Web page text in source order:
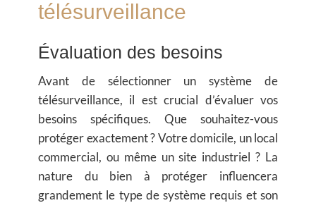
télésurveillance
Évaluation des besoins
Avant de sélectionner un système de
télésurveillance, il est crucial d’évaluer vos
besoins spécifiques. Que souhaitez-vous
protéger exactement ? Votre domicile, un local
commercial, ou même un site industriel ? La
nature du bien à protéger influencera
grandement le type de système requis et son